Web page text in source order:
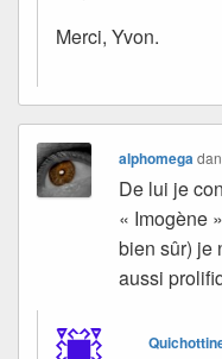
Merci, Yvon.
alphomega
De lui je
« Imogène
bien sûr) je
aussi